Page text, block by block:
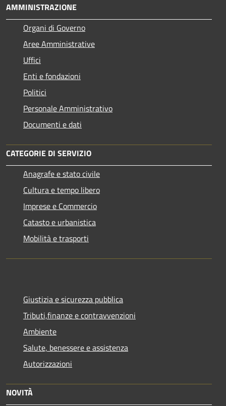
AMMINISTRAZIONE
Organi di Governo
Aree Amministrative
Uffici
Enti e fondazioni
Politici
Personale Amministrativo
Documenti e dati
CATEGORIE DI SERVIZIO
Anagrafe e stato civile
Cultura e tempo libero
Imprese e Commercio
Catasto e urbanistica
Mobilità e trasporti
Giustizia e sicurezza pubblica
Tributi,finanze e contravvenzioni
Ambiente
Salute, benessere e assistenza
Autorizzazioni
NOVITÀ